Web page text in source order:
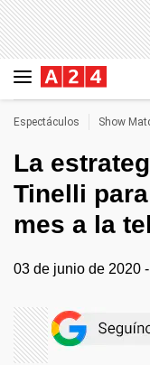
Espectáculos Show
La
Tinelli
mes a la
03 de junio de 2020